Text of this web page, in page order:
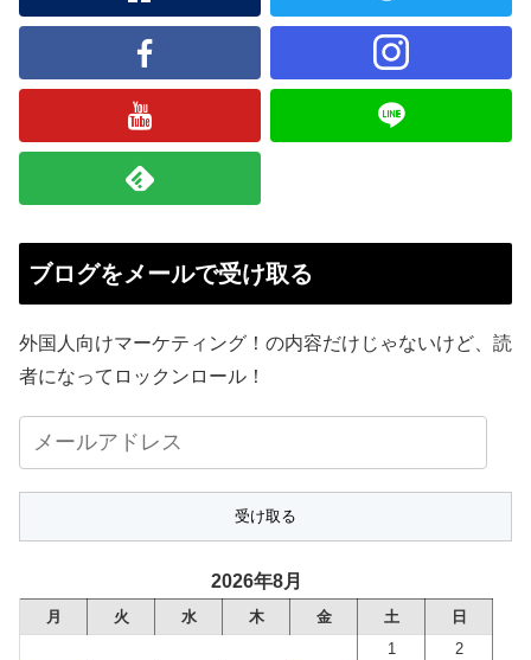
ブログをメールで受け取る
外国人向けマーケティング！の内容だけじゃないけど、読
者になってロックンロール！
ー
ル
レ
ス
2026年8月
月 火 水 木 金 土 日
1
2